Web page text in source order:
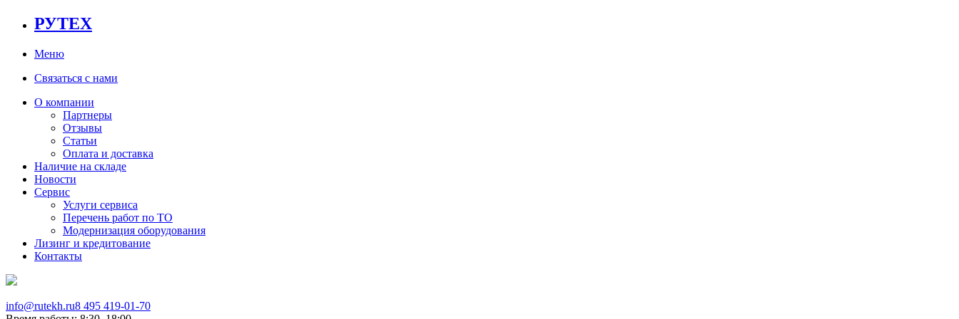
РУТЕХ
Меню
Связаться с нами
О компании
Партнеры
Отзывы
Статьи
Оплата и доставка
Наличие на складе
Новости
Сервис
Услуги сервиса
Перечень работ по ТО
Модернизация оборудования
Лизинг и кредитование
Контакты
info@rutekh.ru8 495 419-01-70